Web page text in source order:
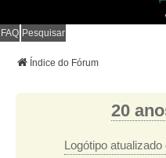
FAQ Pesquisar
Índice do Fórum
20
Logótipo